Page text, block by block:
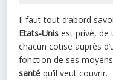
Il faut tout d’abord
Etats-Unis est privé, de
chacun cotise auprès
fonction de ses
santé qu’il veut couvrir.